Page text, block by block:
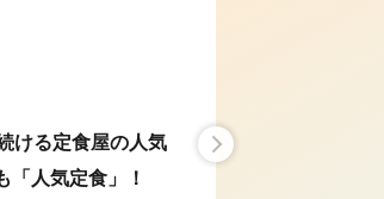
ける定食屋の人気
「人気定食」！